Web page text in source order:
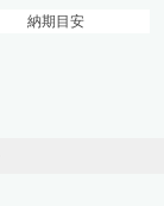
納期目安